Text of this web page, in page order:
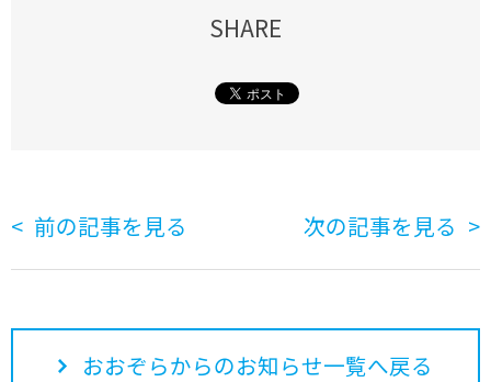
SHARE
前の記事を見る 次の記事を見る
おおぞらからのお知らせ一覧へ戻る